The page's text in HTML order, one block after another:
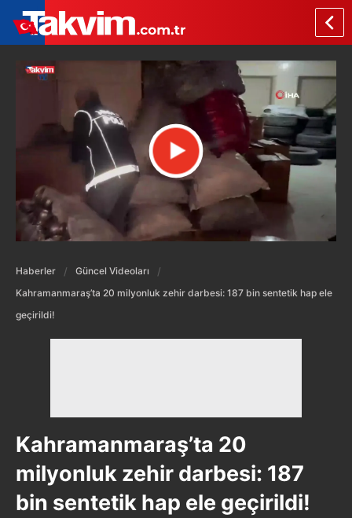
Haberler
Güncel Videoları
Kahramanmaraş’ta 20 milyonluk zehir darbesi: 187 bin sentetik hap ele
geçirildi!
Kahramanmaraş’ta 20
milyonluk zehir darbesi: 187
bin sentetik hap ele geçirildi!